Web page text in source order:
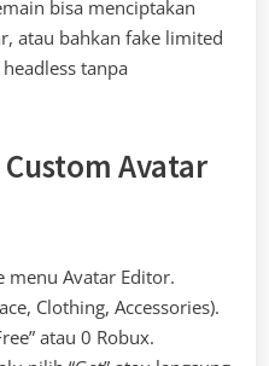
bisa menciptakan
atau bahkan fake limited
tanpa
Avatar
menu Avatar Editor.
Clothing, Accessories).
atau 0 Robux.